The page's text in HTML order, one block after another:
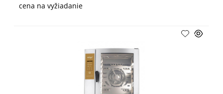
cena na vyžiadanie